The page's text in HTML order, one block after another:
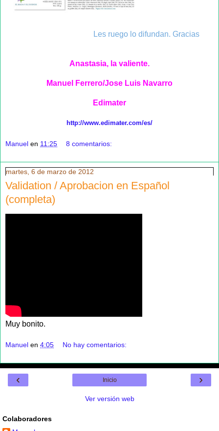
Les ruego lo difundan. Gracias
Anastasia, la valiente.
Manuel Ferrero/Jose Luis Navarro
Edimater
http://www.edimater.com/es/
Manuel en 11:25 8 comentarios:
martes, 6 de marzo de 2012
Validation / Aprobacion en Español
(completa)
Muy bonito.
Manuel en 4:05 No hay comentarios:
‹ ›
Inicio
Ver versión web
Colaboradores